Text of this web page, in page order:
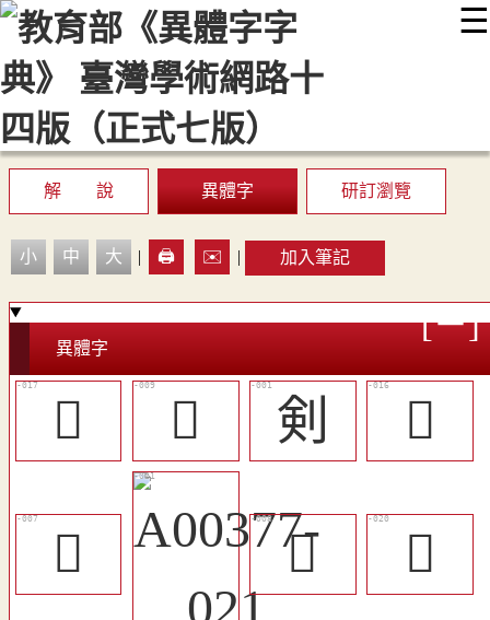
☰
::: 最新消息 常見問題 編輯說明
顯示模式
網站導覽
解 說 異體字 研訂瀏覽
小 中 大 | 🖨️ ✉️ | 加入筆記
異體字
󷌐 󰢲 剣 󰞴
󰡰 󰡡 󰡨